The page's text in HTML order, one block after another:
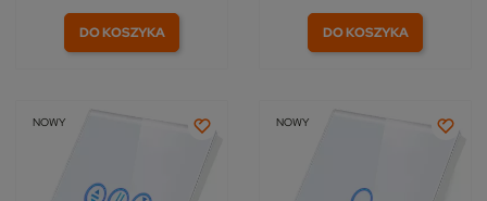
DO KOSZYKA DO KOSZYKA
NOWY NOWY